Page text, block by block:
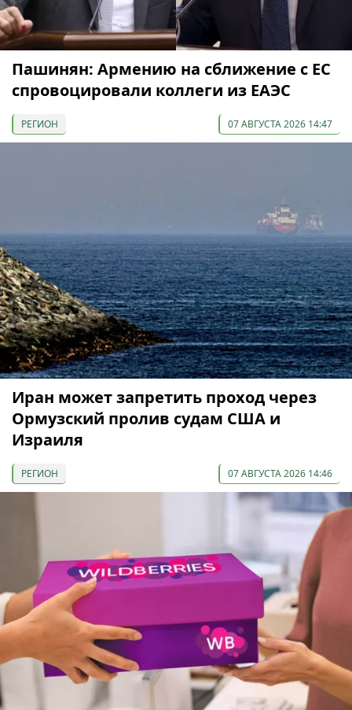
Пашинян: Армению на сближение с ЕС
спровоцировали коллеги из ЕАЭС
РЕГИОН 07 АВГУСТА 2026 14:47
Иран может запретить проход через
Ормузский пролив судам США и
Израиля
РЕГИОН 07 АВГУСТА 2026 14:46